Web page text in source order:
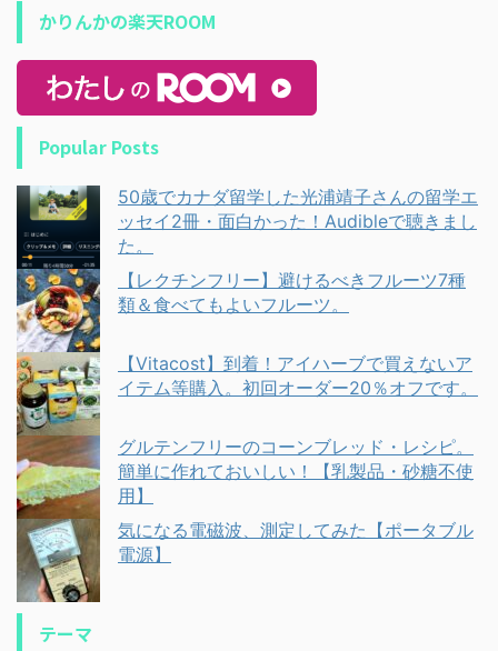
かりんかの楽天ROOM
Popular Posts
50歳でカナダ留学した光浦靖子さんの留学エ
ッセイ2冊・面白かった！Audibleで聴きまし
た。
【レクチンフリー】避けるべきフルーツ7種
類＆食べてもよいフルーツ。
【Vitacost】到着！アイハーブで買えないア
イテム等購入。初回オーダー20％オフです。
グルテンフリーのコーンブレッド・レシピ。
簡単に作れておいしい！【乳製品・砂糖不使
用】
気になる電磁波、測定してみた【ポータブル
電源】
テーマ